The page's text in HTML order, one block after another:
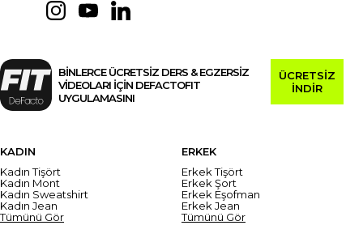
BİNLERCE ÜCRETSİZ DERS & EGZERSİZ
VİDEOLARI İÇİN DEFACTOFIT
UYGULAMASINI
ÜCRETSİZ
İNDİR
KADIN
Kadın Tişört
Kadın Mont
Kadın Sweatshirt
Kadın Jean
Tümünü Gör
ERKEK
Erkek Tişört
Erkek Şort
Erkek Eşofman
Erkek Jean
Tümünü Gör